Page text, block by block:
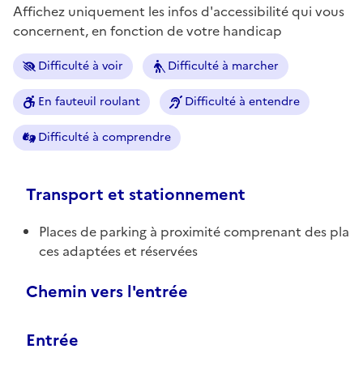
Affichez uniquement les infos d'accessibilité qui vous
concernent, en fonction de votre handicap
Difficulté à voir Difficulté à marcher
En fauteuil roulant Difficulté à entendre
Difficulté à comprendre
Transport et stationnement
Places de parking à proximité comprenant des pla
ces adaptées et réservées
Chemin vers l'entrée
Entrée